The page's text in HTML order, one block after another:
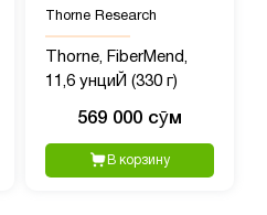
Thorne Research
Thorne, FiberMend,
11,6 унциЙ (330 г)
569 000 сӯм
В корзину